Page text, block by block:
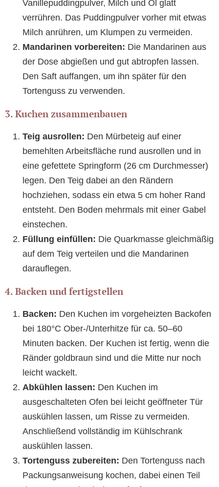
Vanillepuddingpulver, Milch und Öl glatt
verrühren. Das Puddingpulver vorher mit etwas
Milch anrühren, um Klumpen zu vermeiden.
Mandarinen vorbereiten: Die Mandarinen aus
der Dose abgießen und gut abtropfen lassen.
Den Saft auffangen, um ihn später für den
Tortenguss zu verwenden.
3. Kuchen zusammenbauen
Teig ausrollen: Den Mürbeteig auf einer
bemehlten Arbeitsfläche rund ausrollen und in
eine gefettete Springform (26 cm Durchmesser)
legen. Den Teig dabei an den Rändern
hochziehen, sodass ein etwa 5 cm hoher Rand
entsteht. Den Boden mehrmals mit einer Gabel
einstechen.
Füllung einfüllen: Die Quarkmasse gleichmäßig
auf dem Teig verteilen und die Mandarinen
darauflegen.
4. Backen und fertigstellen
Backen: Den Kuchen im vorgeheizten Backofen
bei 180°C Ober-/Unterhitze für ca. 50–60
Minuten backen. Der Kuchen ist fertig, wenn die
Ränder goldbraun sind und die Mitte nur noch
leicht wackelt.
Abkühlen lassen: Den Kuchen im
ausgeschalteten Ofen bei leicht geöffneter Tür
auskühlen lassen, um Risse zu vermeiden.
Anschließend vollständig im Kühlschrank
auskühlen lassen.
Tortenguss zubereiten: Den Tortenguss nach
Packungsanweisung kochen, dabei einen Teil